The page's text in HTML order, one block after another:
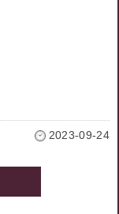
2023-09-24